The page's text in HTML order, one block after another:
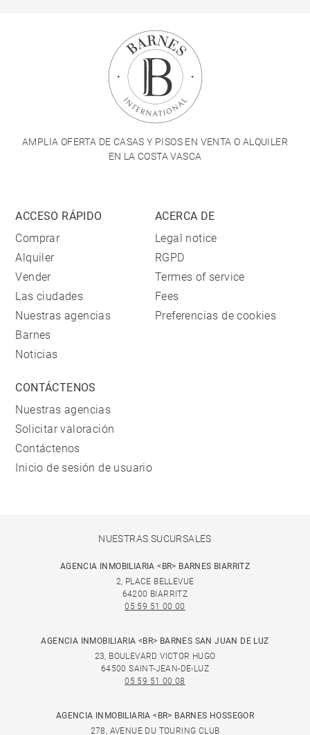
AMPLIA OFERTA DE CASAS Y PISOS EN VENTA O ALQUILER
EN LA COSTA VASCA
ACCESO RÁPIDO
Comprar
Alquiler
Vender
Las ciudades
Nuestras agencias
Barnes
Noticias
ACERCA DE
Legal notice
RGPD
Termes of service
Fees
Preferencias de cookies
CONTÁCTENOS
Nuestras agencias
Solicitar valoración
Contáctenos
Inicio de sesión de usuario
NUESTRAS SUCURSALES
AGENCIA INMOBILIARIA <BR> BARNES BIARRITZ
2, PLACE BELLEVUE
64200 BIARRITZ
05 59 51 00 00
AGENCIA INMOBILIARIA <BR> BARNES SAN JUAN DE LUZ
23, BOULEVARD VICTOR HUGO
64500 SAINT-JEAN-DE-LUZ
05 59 51 00 08
AGENCIA INMOBILIARIA <BR> BARNES HOSSEGOR
278, AVENUE DU TOURING CLUB